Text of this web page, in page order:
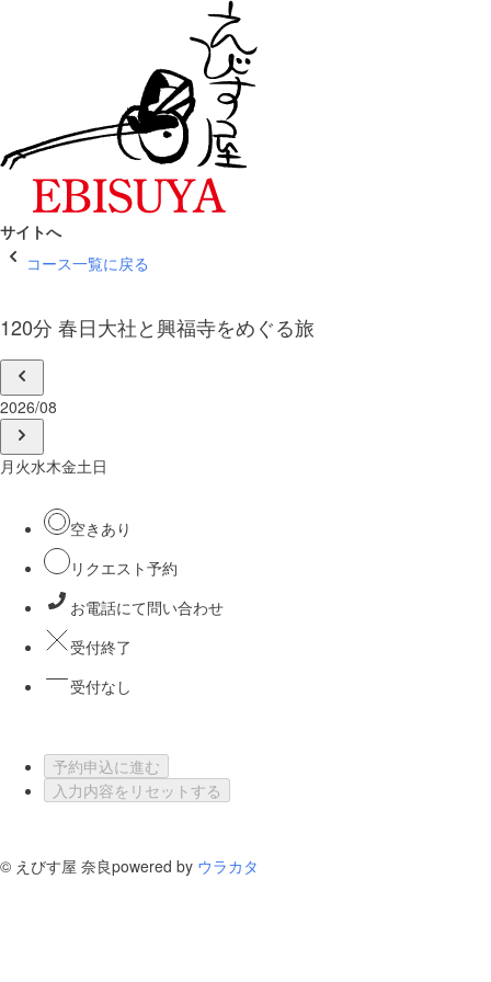
サイトへ
コース一覧に戻る
120分 春日大社と興福寺をめぐる旅
2026/08
月 火水木金土日
空きあり
リクエスト予約
お電話にて問い合わせ
受付終了
受付なし
予約申込に進む
入力内容をリセットする
© えびす屋 奈良powered by ウラカタ